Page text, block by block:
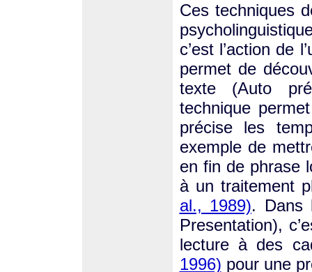
Ces techniques
c’est l’action de
permet de
texte (Auto
technique
précise les
exemple de
en fin de phrase
à un traitement
al., 1989). Dans
Presentation),
lecture à des
1996) pour une